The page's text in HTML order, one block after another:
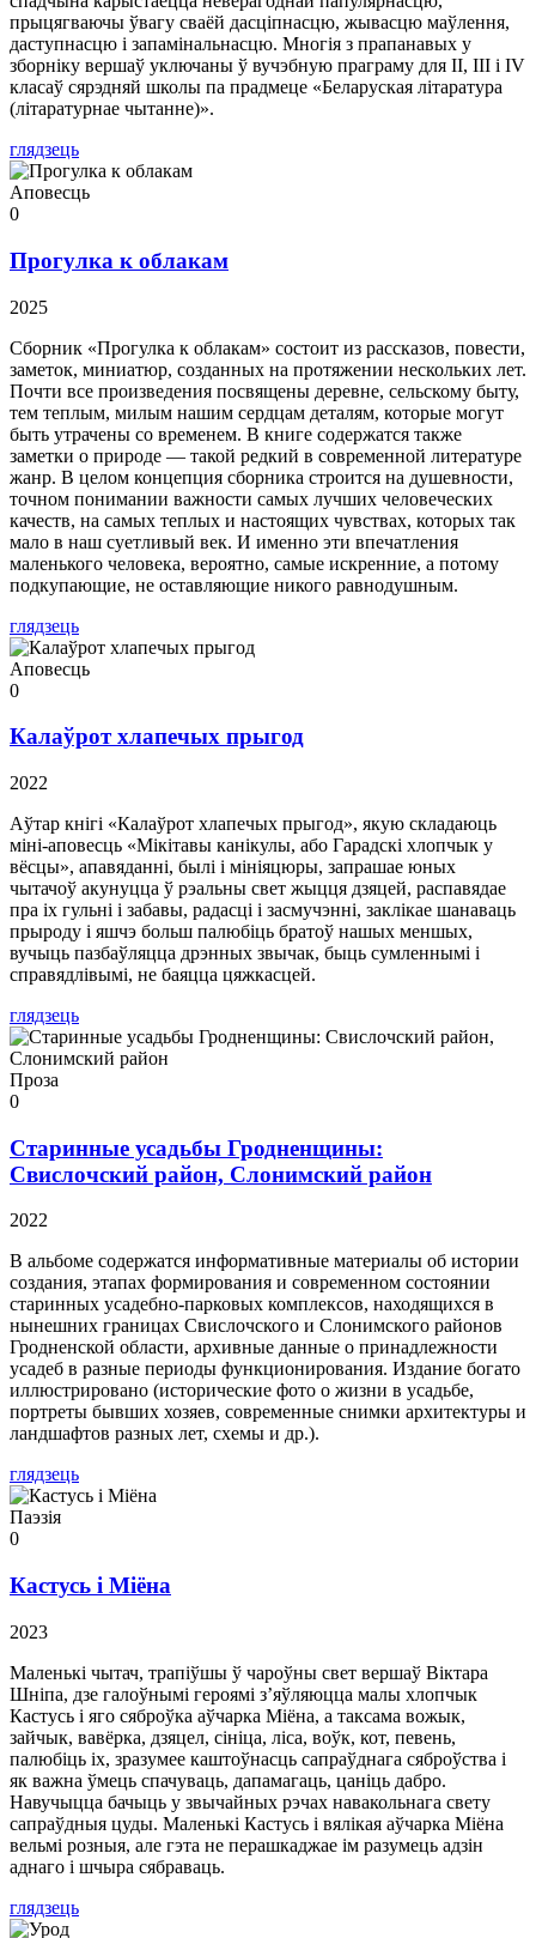
прыцягваючы ўвагу сваёй дасціпнасцю, жывасцю маўлення,
даступнасцю і запамінальнасцю. Многія з прапанавых у
зборніку вершаў уключаны ў вучэбную праграму для II, III і IV
класаў сярэдняй школы па прадмеце «Беларуская літаратура
(літаратурнае чытанне)».
глядзець
Аповесць
0
Прогулка к облакам
2025
Сборник «Прогулка к облакам» состоит из рассказов, повести,
заметок, миниатюр, созданных на протяжении нескольких лет.
Почти все произведения посвящены деревне, сельскому быту,
тем теплым, милым нашим сердцам деталям, которые могут
быть утрачены со временем. В книге содержатся также
заметки о природе — такой редкий в современной литературе
жанр. В целом концепция сборника строится на душевности,
точном понимании важности самых лучших человеческих
качеств, на самых теплых и настоящих чувствах, которых так
мало в наш суетливый век. И именно эти впечатления
маленького человека, вероятно, самые искренние, а потому
подкупающие, не оставляющие никого равнодушным.
глядзець
Аповесць
0
Калаўрот хлапечых прыгод
2022
Аўтар кнігі «Калаўрот хлапечых прыгод», якую складаюць
міні-аповесць «Мікітавы канікулы, або Гарадскі хлопчык у
вёсцы», апавяданні, былі і мініяцюры, запрашае юных
чытачоў акунуцца ў рэальны свет жыцця дзяцей, распавядае
пра іх гульні і забавы, радасці і засмучэнні, заклікае шанаваць
прыроду і яшчэ больш палюбіць братоў нашых меншых,
вучыць пазбаўляцца дрэнных звычак, быць сумленнымі і
справядлівымі, не баяцца цяжкасцей.
глядзець
Проза
0
Старинные усадьбы Гродненщины:
Свислочский район, Слонимский район
2022
В альбоме содержатся информативные материалы об истории
создания, этапах формирования и современном состоянии
старинных усадебно-парковых комплексов, находящихся в
нынешних границах Свислочского и Слонимского районов
Гродненской области, архивные данные о принадлежности
усадеб в разные периоды функционирования. Издание богато
иллюстрировано (исторические фото о жизни в усадьбе,
портреты бывших хозяев, современные снимки архитектуры и
ландшафтов разных лет, схемы и др.).
глядзець
Паэзія
0
Кастусь і Міёна
2023
Маленькі чытач, трапіўшы ў чароўны свет вершаў Віктара
Шніпа, дзе галоўнымі героямі з’яўляюцца малы хлопчык
Кастусь і яго сяброўка аўчарка Міёна, а таксама вожык,
зайчык, вавёрка, дзяцел, сініца, ліса, воўк, кот, певень,
палюбіць іх, зразумее каштоўнасць сапраўднага сяброўства і
як важна ўмець спачуваць, дапамагаць, цаніць дабро.
Навучыцца бачыць у звычайных рэчах навакольнага свету
сапраўдныя цуды. Маленькі Кастусь і вялікая аўчарка Міёна
вельмі розныя, але гэта не перашкаджае ім разумець адзін
аднаго і шчыра сябраваць.
глядзець